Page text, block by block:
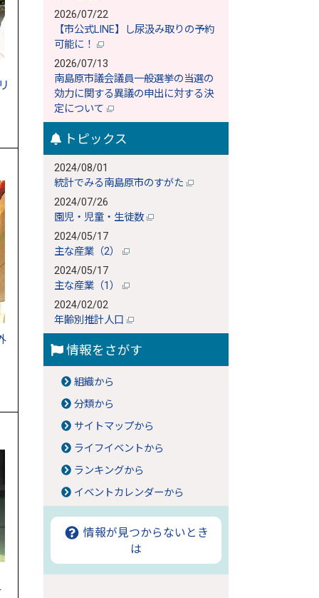
2026/07/22
【市公式LINE】し尿汲み取りの予約
可能に！
2026/07/13
南島原市議会議員一般選挙の当選の
効力に関する異議の申出に対する決
定について
トピックス
2024/08/01
統計でみる南島原市のすがた
2024/07/26
園児・児童・生徒数
2024/05/17
主な産業（2）
2024/05/17
主な産業（1）
2024/02/02
年齢別推計人口
情報をさがす
組織から
分類から
サイトマップから
ライフイベントから
ランキングから
イベントカレンダーから
情報が見つからないとき
は